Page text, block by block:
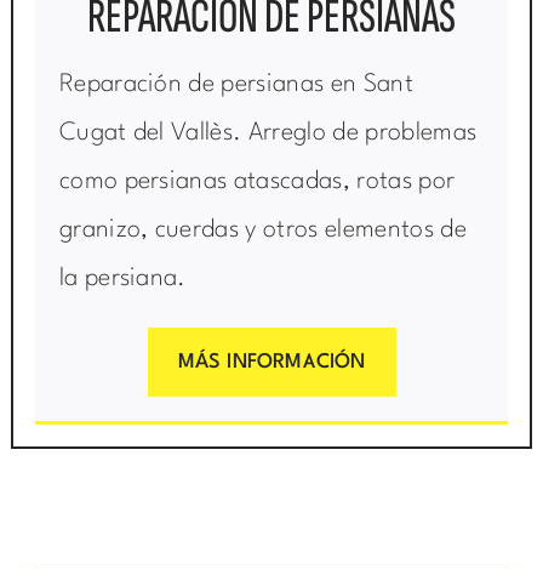
REPARACIÓN DE PERSIANAS
Reparación de persianas en Sant
Cugat del Vallès. Arreglo de problemas
como persianas atascadas, rotas por
granizo, cuerdas y otros elementos de
la persiana.
MÁS INFORMACIÓN